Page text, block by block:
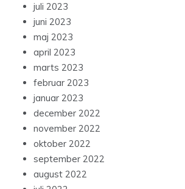
juli 2023
juni 2023
maj 2023
april 2023
marts 2023
februar 2023
januar 2023
december 2022
november 2022
oktober 2022
september 2022
august 2022